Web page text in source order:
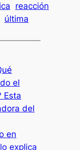
reacción
última
el
Esta
del
en
explica